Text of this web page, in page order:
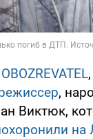
OBOZREVATEL
,
Виктюк,